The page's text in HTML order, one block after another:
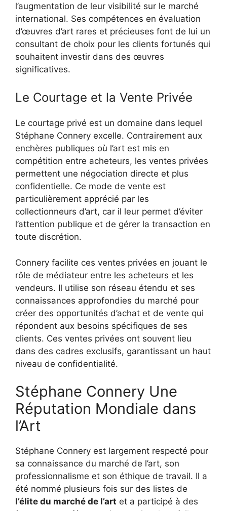
l’augmentation de leur visibilité sur le marché
international. Ses compétences en évaluation
d’œuvres d’art rares et précieuses font de lui un
consultant de choix pour les clients fortunés qui
souhaitent investir dans des œuvres
significatives.
Le Courtage et la Vente Privée
Le courtage privé est un domaine dans lequel
Stéphane Connery excelle. Contrairement aux
enchères publiques où l’art est mis en
compétition entre acheteurs, les ventes privées
permettent une négociation directe et plus
confidentielle. Ce mode de vente est
particulièrement apprécié par les
collectionneurs d’art, car il leur permet d’éviter
l’attention publique et de gérer la transaction en
toute discrétion.
Connery facilite ces ventes privées en jouant le
rôle de médiateur entre les acheteurs et les
vendeurs. Il utilise son réseau étendu et ses
connaissances approfondies du marché pour
créer des opportunités d’achat et de vente qui
répondent aux besoins spécifiques de ses
clients. Ces ventes privées ont souvent lieu
dans des cadres exclusifs, garantissant un haut
niveau de confidentialité.
Stéphane Connery Une
Réputation Mondiale dans
l’Art
Stéphane Connery est largement respecté pour
sa connaissance du marché de l’art, son
professionnalisme et son éthique de travail. Il a
été nommé plusieurs fois sur des listes de
l’élite du marché de l’art et a participé à des